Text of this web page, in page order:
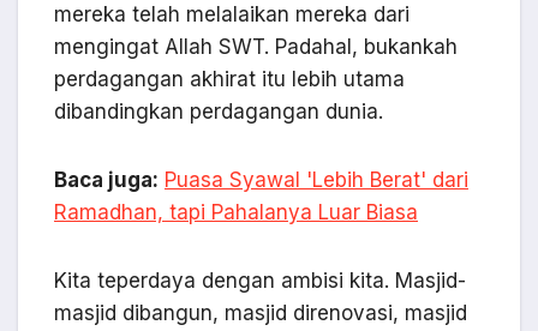
mereka telah melalaikan mereka dari
mengingat Allah SWT. Padahal, bukankah
perdagangan akhirat itu lebih utama
dibandingkan perdagangan dunia.
Baca juga: Puasa Syawal 'Lebih Berat' dari
Ramadhan, tapi Pahalanya Luar Biasa
Kita teperdaya dengan ambisi kita. Masjid-
masjid dibangun, masjid direnovasi, masjid